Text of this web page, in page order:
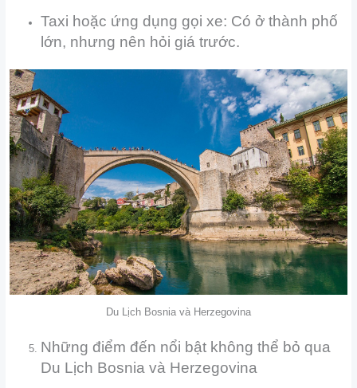
Taxi hoặc ứng dụng gọi xe: Có ở thành phố
lớn, nhưng nên hỏi giá trước.
Du Lịch Bosnia và Herzegovina
Những điểm đến nổi bật không thể bỏ qua
Du Lịch Bosnia và Herzegovina